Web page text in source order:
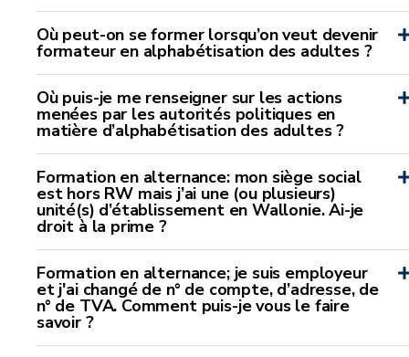
Où peut-on se former lorsqu’on veut devenir
formateur en alphabétisation des adultes ?
Où puis-je me renseigner sur les actions
menées par les autorités politiques en
matière d’alphabétisation des adultes ?
Formation en alternance: mon siège social
est hors RW mais j’ai une (ou plusieurs)
unité(s) d’établissement en Wallonie. Ai-je
droit à la prime ?
Formation en alternance; je suis employeur
et j'ai changé de n° de compte, d’adresse, de
n° de TVA. Comment puis-je vous le faire
savoir ?